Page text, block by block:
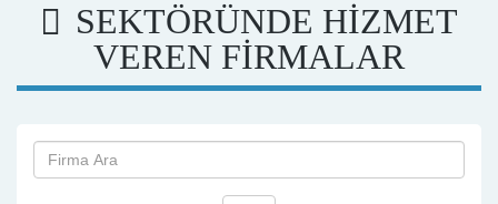
SEKTÖRÜNDE HİZMET
VEREN FİRMALAR